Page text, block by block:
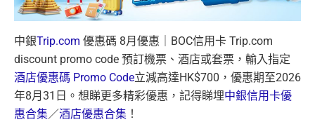
中銀Trip.com 優惠碼 8月優惠｜BOC信用卡 Trip.com
discount promo code 預訂機票、酒店或套票，輸入指定
酒店優惠碼 Promo Code立減高達HK$700，優惠期至2026
年8月31日。想睇更多精彩優惠，記得睇埋中銀信用卡優
惠合集／酒店優惠合集 ！